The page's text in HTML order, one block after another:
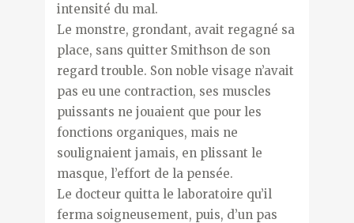
intensité du mal.
Le monstre, grondant, avait regagné sa
place, sans quitter Smithson de son
regard trouble. Son noble visage n’avait
pas eu une contraction, ses muscles
puissants ne jouaient que pour les
fonctions organiques, mais ne
soulignaient jamais, en plissant le
masque, l’effort de la pensée.
Le docteur quitta le laboratoire qu’il
ferma soigneusement, puis, d’un pas